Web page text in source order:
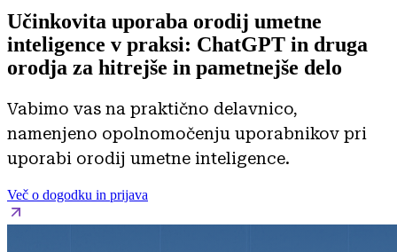
Učinkovita uporaba orodij umetne
inteligence v praksi: ChatGPT in druga
orodja za hitrejše in pametnejše delo
Vabimo vas na praktično delavnico,
namenjeno opolnomočenju uporabnikov pri
uporabi orodij umetne inteligence.
Več o dogodku in prijava